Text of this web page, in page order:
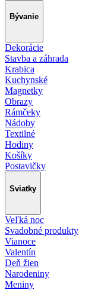
Bývanie
Dekorácie
Stavba a záhrada
Krabica
Kuchynské
Magnetky
Obrazy
Rámčeky
Nádoby
Textilné
Hodiny
Košíky
Postavičky
Sviatky
Veľká noc
Svadobné produkty
Vianoce
Valentín
Deň žien
Narodeniny
Meniny